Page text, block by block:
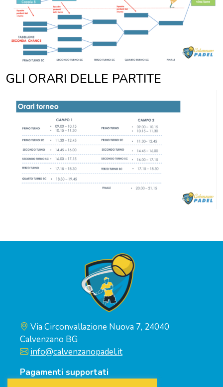
GLI ORARI DELLE PARTITE
Via Circonvallazione Nuova 7, 24040
Calvenzano BG
info@calvenzanopadel.it
Pagamenti supportati